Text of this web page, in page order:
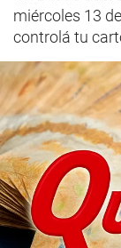
miércoles 13
controlá tu